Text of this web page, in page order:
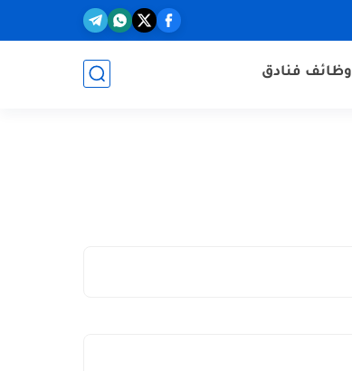
وظائف فنادق